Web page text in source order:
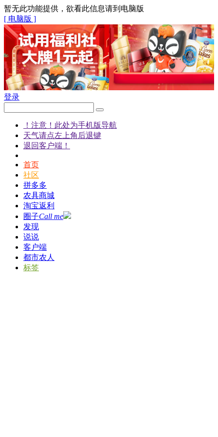
暂无此功能提供，欲看此信息请到电脑版
[ 电脑版 ]
登录
！注意！此处为手机版导航
天气请点左上角后退键
退回客户端！
首页
社区
拼多多
农具商城
淘宝返利
圈子Call me
发现
说说
客户端
都市农人
标签